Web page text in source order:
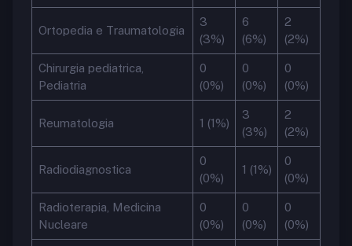
Ortopedia e Traumatologia
3
(3%)
6
(6%)
2
(2%)
Chirurgia pediatrica,
Pediatria
0
(0%)
0
(0%)
0
(0%)
Reumatologia 1 (1%)
3
(3%)
2
(2%)
Radiodiagnostica
0
(0%)
1 (1%)
0
(0%)
Radioterapia, Medicina
Nucleare
0
(0%)
0
(0%)
0
(0%)